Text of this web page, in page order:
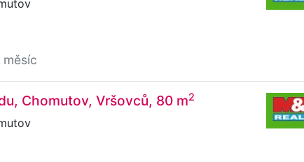
měsíc
Chomutov, Vršovců, 80 m2